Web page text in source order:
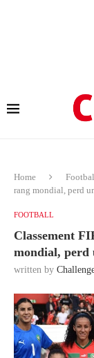
Home
rang mondial, perd
FOOTBALL
Classement
mondial, perd
written by